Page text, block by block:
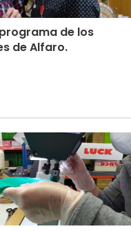
de los
de Alfaro.